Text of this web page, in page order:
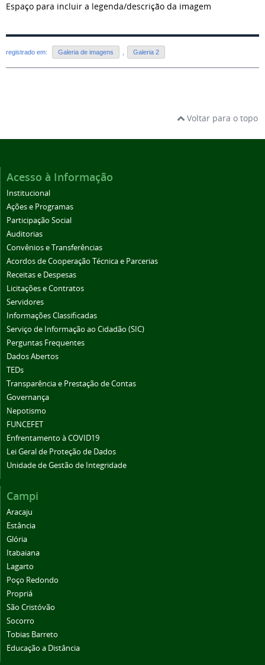
Espaço para incluir a legenda/descrição da imagem
registrado em: Galeria de imagens Galeria 2
Voltar para o topo
Acesso à Informação
Institucional
Ações e Programas
Participação Social
Auditorias
Convênios e Transferências
Acordos de Cooperação Técnica e Parcerias
Receitas e Despesas
Licitações e Contratos
Servidores
Informações Classificadas
Serviço de Informação ao Cidadão (SIC)
Perguntas Frequentes
Dados Abertos
TEDs
Transparência e Prestação de Contas
Governança
Nepotismo
FUNCEFET
Enfrentamento à COVID19
Lei Geral de Proteção de Dados
Unidade de Gestão de Integridade
Campi
Aracaju
Estância
Glória
Itabaiana
Lagarto
Poço Redondo
Propriá
São Cristóvão
Socorro
Tobias Barreto
Educação a Distância